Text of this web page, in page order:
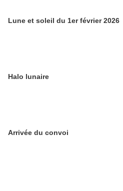
Lune et soleil du 1er février 2026
Halo lunaire
Arrivée du convoi